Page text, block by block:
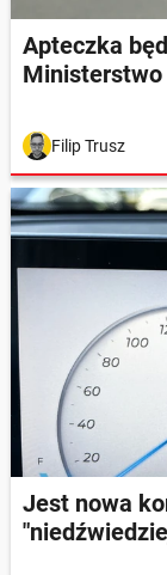
Apteczka
Ministerstwo
Filip Trusz
Jest nowa